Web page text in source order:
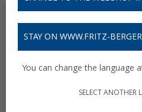
STAY ON WWW.FRITZ-
You can change the language
SELECT ANOTHER